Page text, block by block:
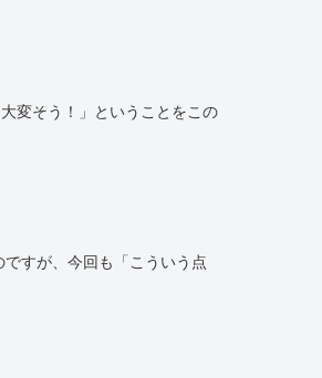
変そう！」ということをこの
すが、今回も「こういう点